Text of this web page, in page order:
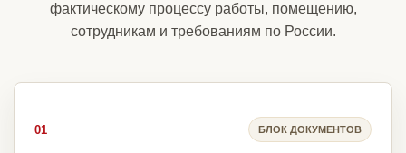
фактическому процессу работы, помещению,
сотрудникам и требованиям по России.
01 БЛОК ДОКУМЕНТОВ